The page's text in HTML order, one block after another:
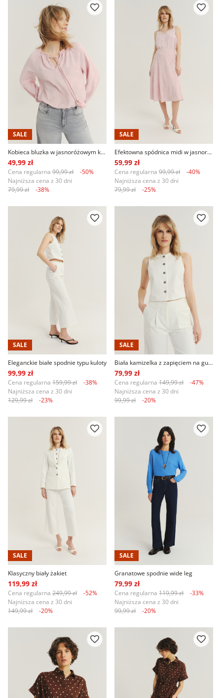
SALE
Kobieca bluzka w jasnoróżowym kolorze
49,99 zł
Cena regularna 99,99 zł
-50%
Najniższa cena z 30 dni
79,99 zł
-38%
SALE
Efektowna spódnica midi w jasnoróżowym kolorze
59,99 zł
Cena regularna 99,99 zł
-40%
Najniższa cena z 30 dni
79,99 zł
-25%
SALE
Eleganckie białe spodnie typu kuloty
99,99 zł
Cena regularna 159,99 zł
-38%
Najniższa cena z 30 dni
129,99 zł
-23%
SALE
Biała kamizelka z zapięciem na guziki
79,99 zł
Cena regularna 149,99 zł
-47%
Najniższa cena z 30 dni
99,99 zł
-20%
SALE
Klasyczny biały żakiet
119,99 zł
Cena regularna 249,99 zł
-52%
Najniższa cena z 30 dni
149,99 zł
-20%
SALE
Granatowe spodnie wide leg
79,99 zł
Cena regularna 119,99 zł
-33%
Najniższa cena z 30 dni
99,99 zł
-20%